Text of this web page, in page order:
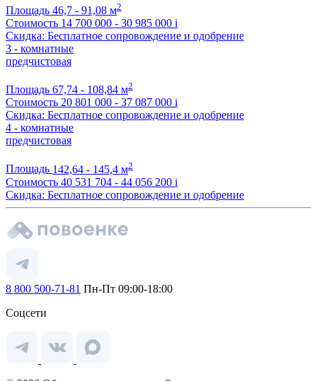
Площадь 46,7 - 91,08 м2
Стоимость 14 700 000 - 30 985 000 i
Скидка: Бесплатное сопровождение и одобрение
3 - комнатные
предчистовая
Площадь 67,74 - 108,84 м2
Стоимость 20 801 000 - 37 087 000 i
Скидка: Бесплатное сопровождение и одобрение
4 - комнатные
предчистовая
Площадь 142,64 - 145,4 м2
Стоимость 40 531 704 - 44 056 200 i
Скидка: Бесплатное сопровождение и одобрение
8 800 500-71-81 Пн-Пт 09:00-18:00
Соцсети